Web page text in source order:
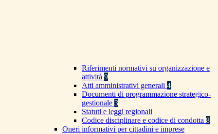
Riferimenti normativi su organizzazione e
attività 9
Atti amministrativi generali 4
Documenti di programmazione strategico-
gestionale 3
Statuti e leggi regionali
Codice disciplinare e codice di condotta 8
Oneri informativi per cittadini e imprese